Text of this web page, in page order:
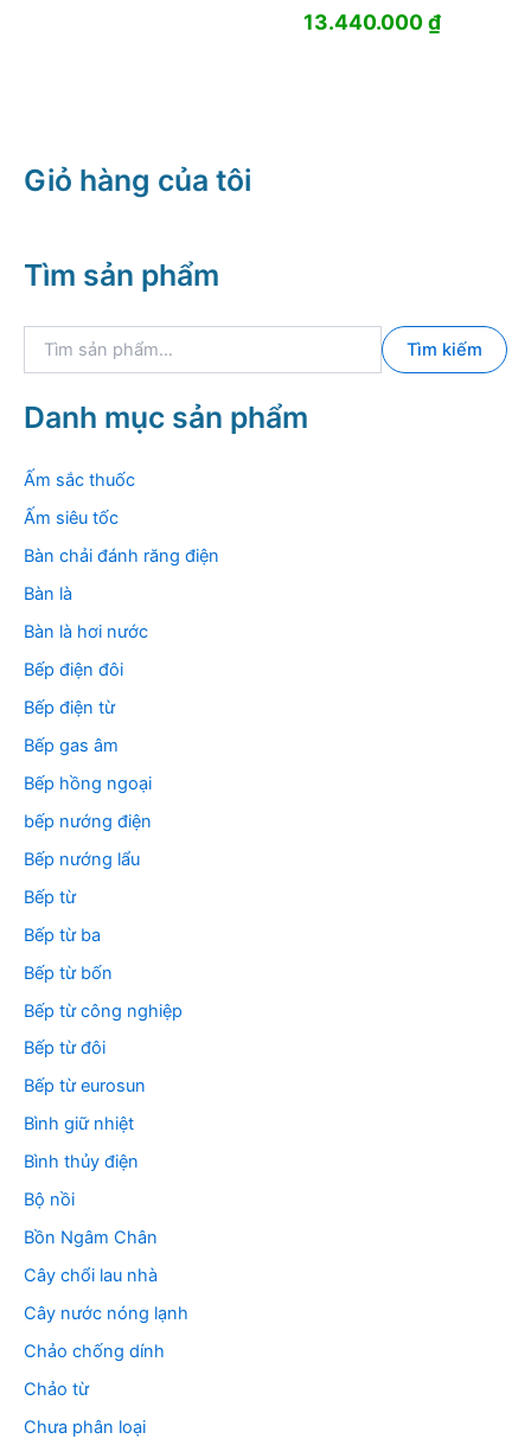
13.440.000₫
Giỏ hàng của tôi
Tìm sản phẩm
k
i
m
Tìm kiếm
Danh mục sản phẩm
Ấm sắc thuốc
Ấm siêu tốc
Bàn chải đánh răng điện
Bàn là
Bàn là hơi nước
Bếp điện đôi
Bếp điện từ
Bếp gas âm
Bếp hồng ngoại
bếp nướng điện
Bếp nướng lẩu
Bếp từ
Bếp từ ba
Bếp từ bốn
Bếp từ công nghiệp
Bếp từ đôi
Bếp từ eurosun
Bình giữ nhiệt
Bình thủy điện
Bộ nồi
Bồn Ngâm Chân
Cây chổi lau nhà
Cây nước nóng lạnh
Chảo chống dính
Chảo từ
Chưa phân loại